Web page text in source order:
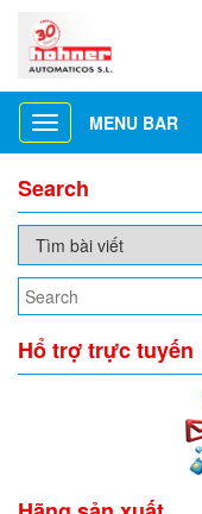
Toggle
navigation
MENU BAR
Search
Hổ trợ trực tuyến